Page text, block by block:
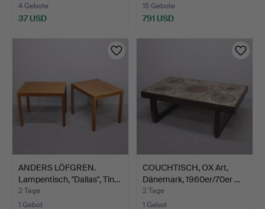
4 Gebote
37 USD
15 Gebote
791 USD
ANDERS LÖFGREN.
Lampentisch, "Dallas", Tin…
2 Tage
1 Gebot
COUCHTISCH, OX Art,
Dänemark, 1960er/70er …
2 Tage
1 Gebot